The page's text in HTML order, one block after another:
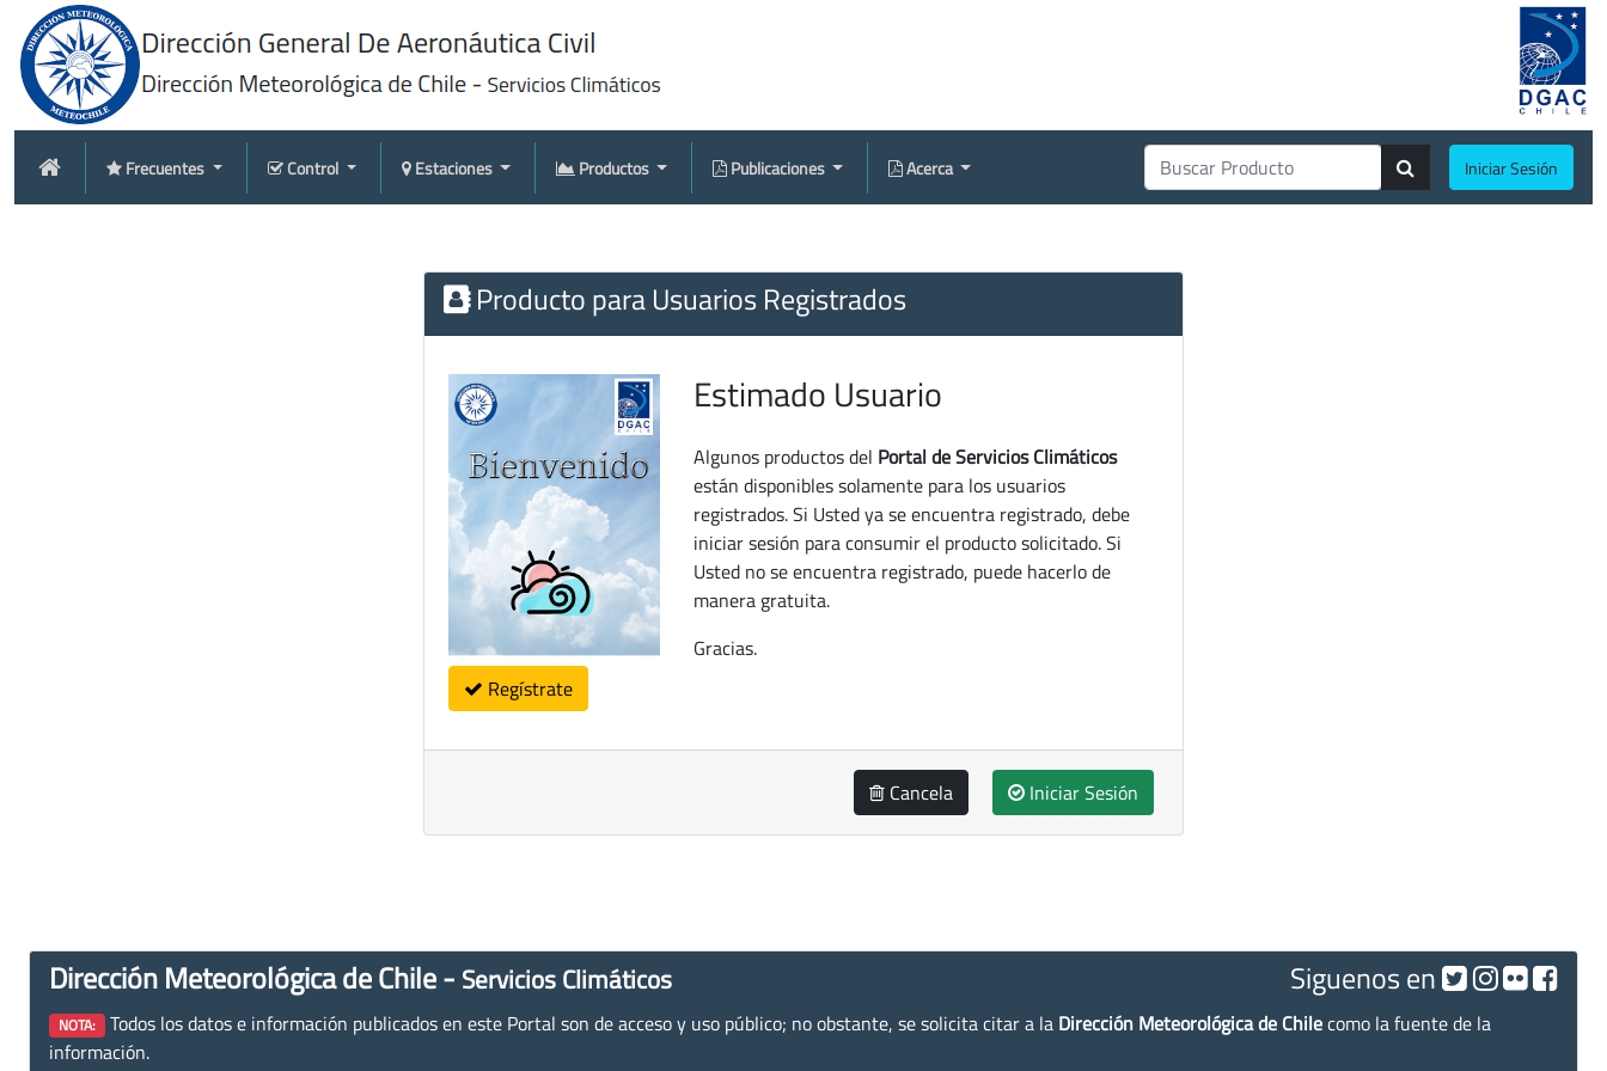
Frecuentes Control Estaciones Productos Publicaciones Acerca Iniciar Sesión
Producto para Usuarios Registrados
Regístrate
Estimado Usuario
Algunos productos del Portal de Servicios Climáticos
están disponibles solamente para los usuarios
registrados. Si Usted ya se encuentra registrado, debe
iniciar sesión para consumir el producto solicitado. Si
Usted no se encuentra registrado, puede hacerlo de
manera gratuita.
Gracias.
Cancela Iniciar Sesión
Dirección Meteorológica de Chile - Servicios Climáticos Siguenos en
NOTA: Todos los datos e información publicados en este Portal son de acceso y uso público; no obstante, se solicita citar a la Dirección Meteorológica de Chilecomo la fuente de la
información.